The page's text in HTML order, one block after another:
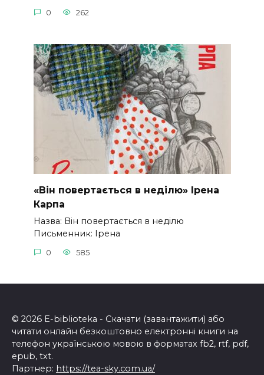
0 262
«Він повертається в неділю» Ірена
Карпа
Назва: Він повертається в неділю
Письменник: Ірена
0 585
© 2026 E-biblioteka - Скачати (завантажити) або
читати онлайн безкоштовно електронні книги на
телефон українською мовою в форматах fb2, rtf, pdf,
epub, txt.
Партнер: https://tea-sky.com.ua/